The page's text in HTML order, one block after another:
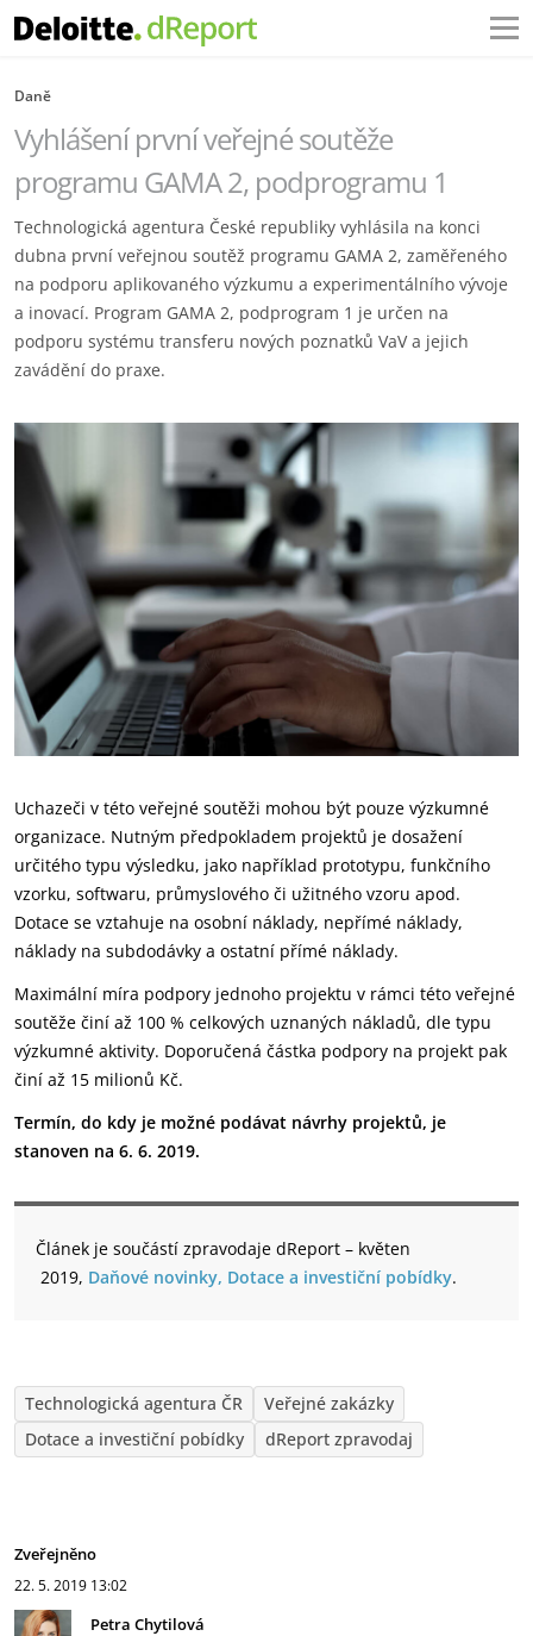
Daně
Vyhlášení první veřejné soutěže
programu GAMA 2, podprogramu 1
Technologická agentura České republiky vyhlásila na konci
dubna první veřejnou soutěž programu GAMA 2, zaměřeného
na podporu aplikovaného výzkumu a experimentálního vývoje
a inovací. Program GAMA 2, podprogram 1 je určen na
podporu systému transferu nových poznatků VaV a jejich
zavádění do praxe.
Uchazeči v této veřejné soutěži mohou být pouze výzkumné
organizace. Nutným předpokladem projektů je dosažení
určitého typu výsledku, jako například prototypu, funkčního
vzorku, softwaru, průmyslového či užitného vzoru apod.
Dotace se vztahuje na osobní náklady, nepřímé náklady,
náklady na subdodávky a ostatní přímé náklady.
Maximální míra podpory jednoho projektu v rámci této veřejné
soutěže činí až 100 % celkových uznaných nákladů, dle typu
výzkumné aktivity. Doporučená částka podpory na projekt pak
činí až 15 milionů Kč.
Termín, do kdy je možné podávat návrhy projektů, je
stanoven na 6. 6. 2019.
Článek je součástí zpravodaje dReport – květen
2019, Daňové novinky, Dotace a investiční pobídky.
Technologická agentura ČR
Veřejné zakázky
Dotace a investiční pobídky
dReport zpravodaj
Zveřejněno
22. 5. 2019 13:02
Petra Chytilová